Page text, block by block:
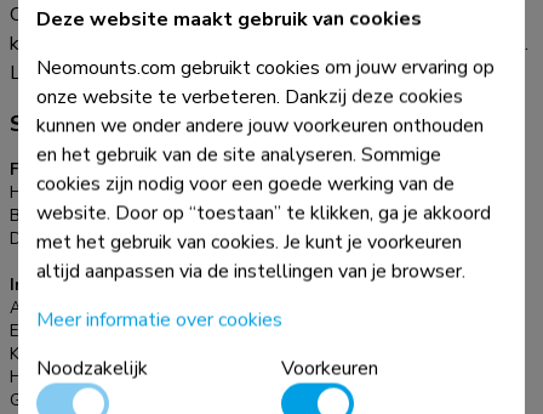
Organiseer je kabels met de praktische ADS06-140BL
kabelspiraal. Deze flexibele kabelmanagement spiraal, met
een diameter van Ø15 mm, biedt plaats aan drie kabels en
kan op elke gewenste lengte worden afgeknipt. Met de
meegeleverde kabelgeleider-clip kun je je kabels snel in de
kabelspiraal toevoegen en ordenen. Zorg voor een schone en
georganiseerde werkplek met je kabels netjes uit het zicht.
Lees meer
Specificaties
Functionaliteit
Hoogte:
200 cm
Breedte:
1,5 cm
Diepte:
1,5 cm
Informatie
Artikelnummer:
ADS06-140BL
EAN:
8721246340164
Kleur:
Hoofdmateriaal:
Garantie:
Deze website maakt gebruik van cookies
Neomounts.com gebruikt cookies om jouw ervaring op
onze website te verbeteren. Dankzij deze cookies
kunnen we onder andere jouw voorkeuren onthouden
en het gebruik van de site analyseren. Sommige
cookies zijn nodig voor een goede werking van de
website. Door op “toestaan” te klikken, ga je akkoord
met het gebruik van cookies. Je kunt je voorkeuren
altijd aanpassen via de instellingen van je browser.
Meer informatie over cookies
Noodzakelijk
Voorkeuren